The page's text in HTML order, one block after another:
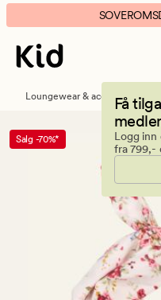
Roseann
skjerf
hvit
banner.
Klikk
ESCAPE
pause.
Få
Logg inn
fra 799,-
Loungewear & accessories
Salg -70%*